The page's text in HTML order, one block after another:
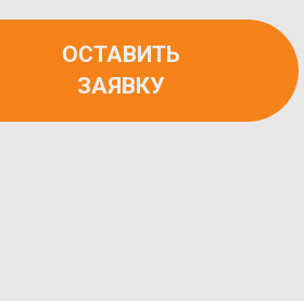
ОСТАВИТЬ
ЗАЯВКУ